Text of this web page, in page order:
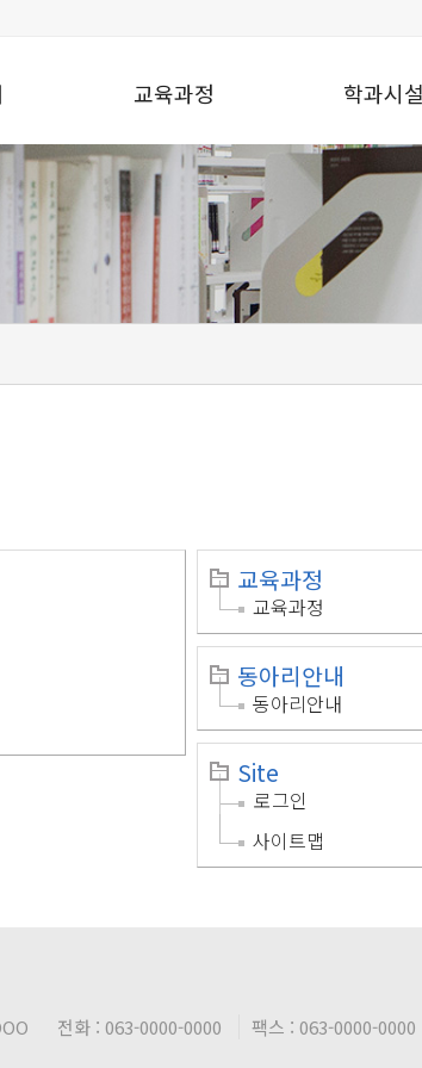
교육과정 학과시설
교육과정
교육과정
동아리안내
동아리안내
Site
로그인
사이트맵
전화 : 063-0000-0000
팩스 : 063-0000-0000